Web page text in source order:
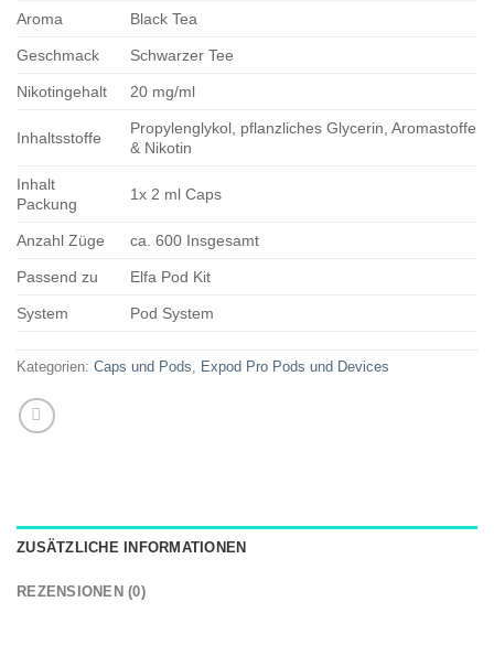
Aroma
Black Tea
Geschmack Schwarzer Tee
Nikotingehalt 20 mg/ml
Inhaltsstoffe
Propylenglykol, pflanzliches Glycerin, Aromastoffe
& Nikotin
Inhalt
Packung
1x 2 ml Caps
Anzahl Züge ca. 600 Insgesamt
Passend zu Elfa Pod Kit
System Pod System
Kategorien: Caps und Pods Expod Pro Pods und Devices
ZUSÄTZLICHE INFORMATIONEN
REZENSIONEN (0)